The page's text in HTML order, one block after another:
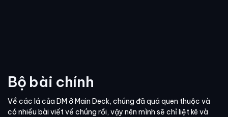
Bộ bài chính
Về các lá của DM ở Main Deck, chúng đã quá quen thuộc và
có nhiều bài viết về chúng rồi, vậy nên mình sẽ chỉ liệt kê và